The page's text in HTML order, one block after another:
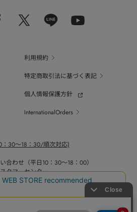
利用規約
特定商取引法に基づく表記
個人情報保護方針
InternationalOrders
：30～18：30/順次対応)
合わせ（平日10：30～18：00）
タマーセンター
関するお問い合せ（平日10：30～18：00）
コールセンター